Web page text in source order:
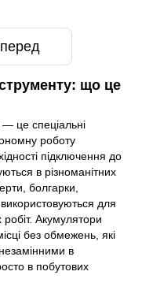
що це
— це спеціальні
роботу
підключення до
в різноманітних
болгарки,
для
Акумулятори
без обмежень, які
в
в побутових